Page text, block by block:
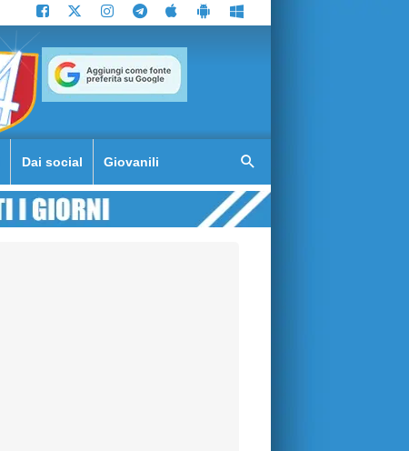
Dai social Giovanili